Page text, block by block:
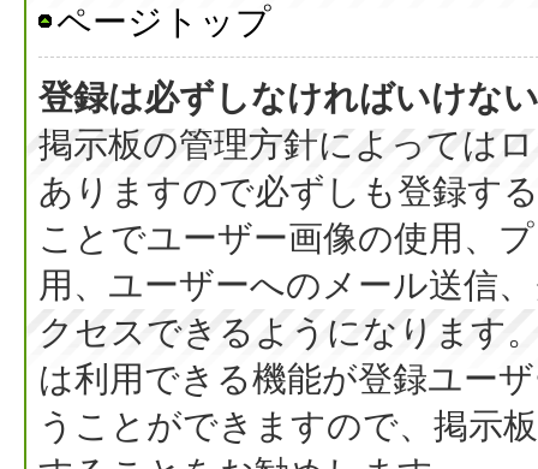
ページトップ
登録は必ずしなければいけな
掲示板の管理方針によっては
ありますので必ずしも登録す
ことでユーザー画像の使用、
用、ユーザーへのメール送信
クセスできるようになります
は利用できる機能が登録ユー
うことができますので、掲示